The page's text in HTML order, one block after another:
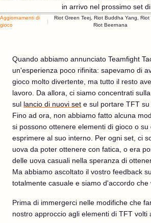
in arrivo nel prossimo set di
Aggiornamenti di
gioco
Riot Green Teej, Riot Buddha Yang, Riot
Riot Beernana
Quando abbiamo annunciato Teamfight
un'esperienza poco rifinita: sapevamo di
gioco molto divertente, ma tutto il resto
lavoro. Da allora, ci siamo concentrati
sul lancio di nuovi set e sul portare TFT su
Fino ad ora, non abbiamo fatto alcuna
si possono ottenere elementi di gioco o su
esprimere al suo interno. Per ogni set, ci
uova da poter ottenere con fatica, o era
delle uova casuali nella speranza di
Ma abbiamo ascoltato il vostro feedback
totalmente casuale e siamo d'accordo che
Prima di immergerci nelle modifiche che
nostro approccio agli elementi di TFT volti